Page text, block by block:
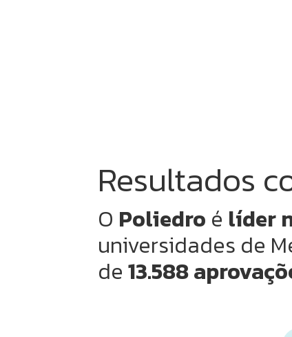
Resultados
O Poliedro é líder
universidades de
de13.588